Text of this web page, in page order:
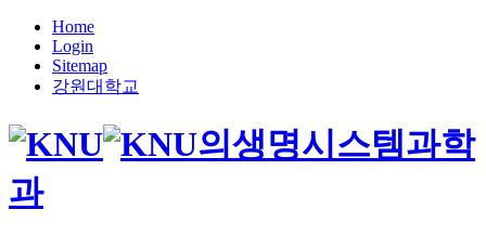
Home
Login
Sitemap
강원대학교
의생명시스템과학
과